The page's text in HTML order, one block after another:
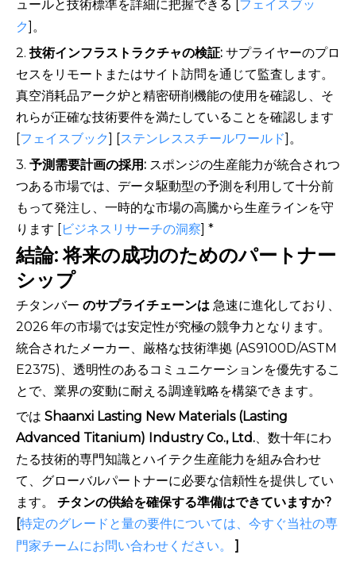
ュールと技術標準を詳細に把握できる [ フェイスブッ
ク ]。
2. 技術インフラストラクチャの検証: サプライヤーのプロ
セスをリモートまたはサイト訪問を通じて監査します。
真空消耗品アーク炉と精密研削機能の使用を確認し、そ
れらが正確な技術要件を満たしていることを確認します
フェイスブック ステンレススチールワールド ]。
3. 予測需要計画の採用: スポンジの生産能力が統合されつ
つある市場では、データ駆動型の予測を利用して十分前
もって発注し、一時的な市場の高騰から生産ラインを守
ります [
ビジネスリサーチの洞察 ] *
結論: 将来の成功のためのパートナー
シップ
チタンバー のサプライチェーンは 急速に進化しており、
2026 年の市場では安定性が究極の競争力となります。
統合されたメーカー、厳格な技術準拠 (AS9100D/ASTM
E2375)、透明性のあるコミュニケーションを優先するこ
とで、業界の変動に耐える調達戦略を構築できます。
では Shaanxi Lasting New Materials (Lasting
Advanced Titanium) Industry Co., Ltd.、数十年にわ
たる技術的専門知識とハイテク生産能力を組み合わせ
て、グローバルパートナーに必要な信頼性を提供してい
ます。 チタンの供給を確保する準備はできていますか?
特定のグレードと量の要件については、今すぐ当社の専
門家チームにお問い合わせください。